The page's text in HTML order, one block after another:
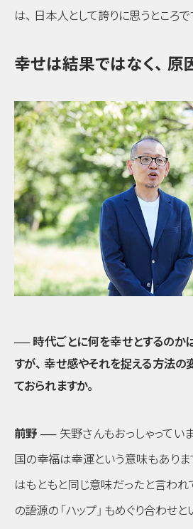
は、 日本人として誇りに思うところで
幸せは結果ではなく、 原
── 時代ごとに何を幸せとするのか
すが、 幸せ感やそれを捉える方法の
ておられますか。
前野 ── 矢野さんもおっしゃってい
国の幸福は幸運という意味もありま
はもともと同じ意味だったと言われ
の語源の 「ハップ」 もめぐり合わせと